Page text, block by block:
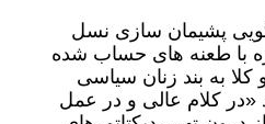
پشیمان سازی نسل
با طعنه های حساب شده
به بند زنان سیاسی
«در کلام عالی و در عمل